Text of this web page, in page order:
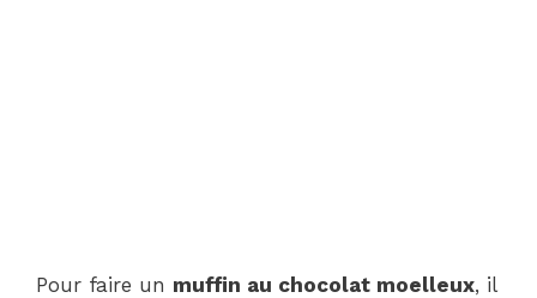
Pour faire un muffin au chocolat moelleux, il